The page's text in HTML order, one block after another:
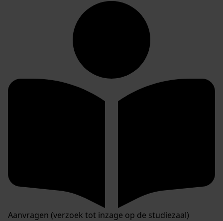
Aanvragen (verzoek tot inzage op de studiezaal)